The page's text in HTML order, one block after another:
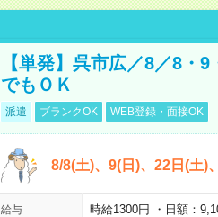
【単発】呉市広／8／8・
でもＯＫ
派遣 ブランクOK WEB登録・面接OK
8/8(土)、9(日)、22日(土)
給与 時給1300円 ・日額：